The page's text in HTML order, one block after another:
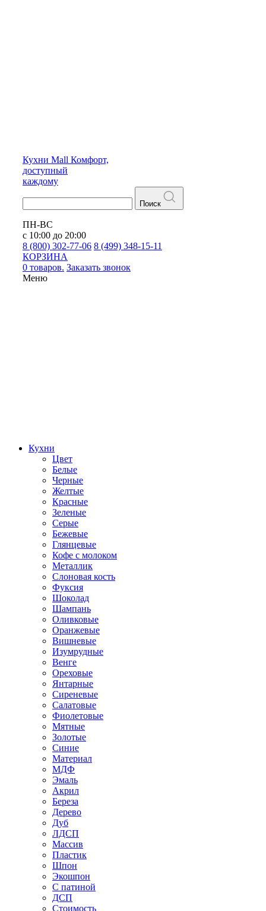
Кухни Mall Комфорт,
доступный
каждому
Поиск
ПН-ВС
с 10:00 до 20:00
8 (800) 302-77-06 8 (499) 348-15-11
КОРЗИНА
0 товаров. Заказать звонок
Меню
Кухни
Цвет
Белые
Черные
Желтые
Красные
Зеленые
Серые
Бежевые
Глянцевые
Кофе с молоком
Металлик
Слоновая кость
Фуксия
Шоколад
Шампань
Оливковые
Оранжевые
Вишневые
Изумрудные
Венге
Ореховые
Янтарные
Сиреневые
Салатовые
Фиолетовые
Мятные
Золотые
Синие
Материал
МДФ
Эмаль
Акрил
Береза
Дерево
Дуб
ЛДСП
Массив
Пластик
Шпон
Экошпон
С патиной
ДСП
Стоимость